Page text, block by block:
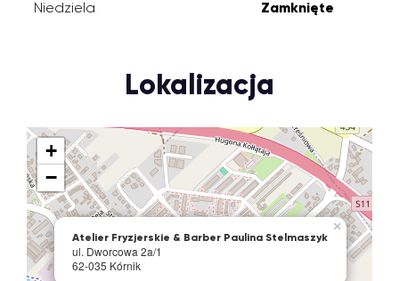
Niedziela Zamknięte
Lokalizacja
Atelier Fryzjerskie & Barber Paulina Stelmaszyk
ul. Dworcowa 2a/1
62-035 Kórnik
×
+
−